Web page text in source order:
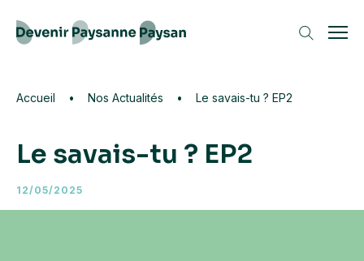
Les recherches les plus frequentes
Accueil • Nos Actualités • Le savais-tu ? EP2
Le savais-tu ? EP2
12/05/2025